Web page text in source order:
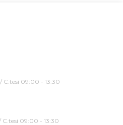
09:00 - 13:30
09:00 - 13:30